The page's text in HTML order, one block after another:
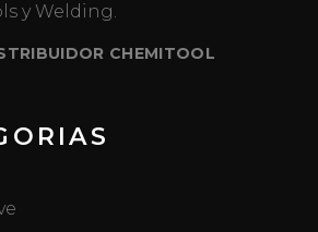
y Welding.
CHEMITOOL